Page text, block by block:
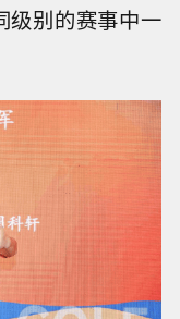
级别的赛事中一